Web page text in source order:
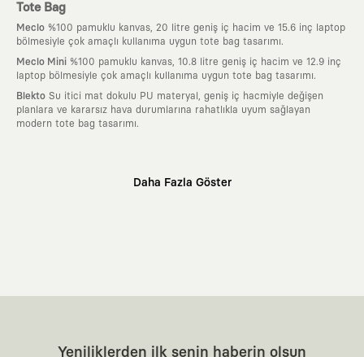
Tote Bag
Meclo %100 pamuklu kanvas, 20 litre geniş iç hacim ve 15.6 inç laptop
bölmesiyle çok amaçlı kullanıma uygun tote bag tasarımı.
Meclo Mini %100 pamuklu kanvas, 10.8 litre geniş iç hacim ve 12.9 inç
laptop bölmesiyle çok amaçlı kullanıma uygun tote bag tasarımı.
Blekto Su itici mat dokulu PU materyal, geniş iç hacmiyle değişen
planlara ve kararsız hava durumlarına rahatlıkla uyum sağlayan
modern tote bag tasarımı.
dolabının en değerli parçası olarak kalacak, hikayesini ve estetik
Yaratıcı Bir Topluluk
KAFT, keşfetmeyi sevenlerin, sanata tutkuyla bağlı
Daha Fazla Göster
Yeniliklerden ilk senin haberin olsun